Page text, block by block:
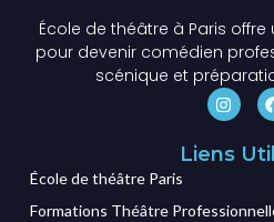
École de théâtre à Paris
pour devenir comédien
scénique et
Liens
École de théâtre Paris
Formations Théâtre